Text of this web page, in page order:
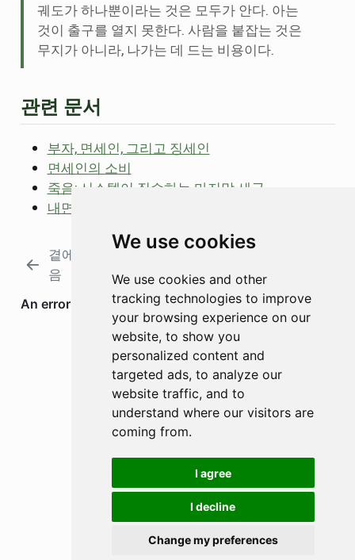
We use cookies
We use cookies and other
tracking technologies to improve
your browsing experience on our
website, to show you
personalized content and
targeted ads, to analyze our
website traffic, and to
understand where our visitors are
coming from.
I agree
I decline
Change my preferences
궤도가 하나뿐이라는 것은 모두가 안다. 아는
것이 출구를 열지 못한다. 사람을 붙잡는 것은
무지가 아니라, 나가는 데 드는 비용이다.
관련 문서
부자, 면세인, 그리고 징세인
면세인의 소비
죽음: 시스템이 징수하는 마지막 세금
내면의 예술가
곁에 둔 죽
음
음의 기울기: 내리막의 미적분
학
소스코드 보기